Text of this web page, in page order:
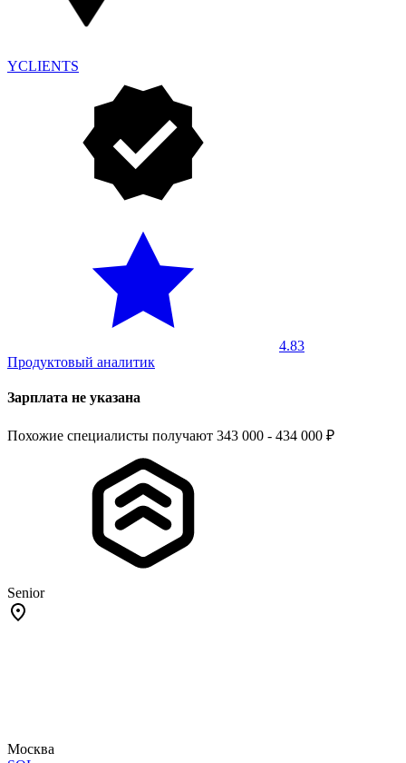
YCLIENTS
4.83
Продуктовый аналитик
Зарплата не указана
Похожие специалисты получают 343 000 - 434 000 ₽
Senior
Москва